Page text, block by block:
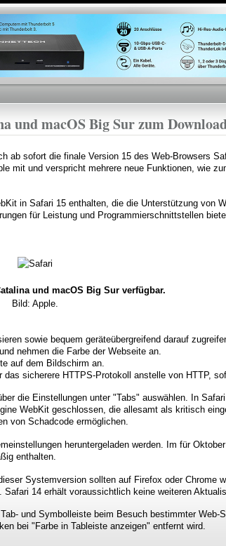
Direkt
zum
Inhalt
und macOS Big Sur zum
ab sofort die finale Version 15 des Web-Browsers
mit und verspricht mehrere neue Funktionen, wie
in Safari 15 enthalten, die die Unterstützung von
für Leistung und Programmierschnittstellen
und macOS Big Sur verfügbar.
Bild: Apple.
sowie bequem geräteübergreifend darauf
nehmen die Farbe der Webseite an.
auf dem Bildschirm an.
sicherere HTTPS-Protokoll anstelle von HTTP,
die Einstellungen unter "Tabs" auswählen. In
WebKit geschlossen, die allesamt als kritisch
von Schadcode ermöglichen.
heruntergeladen werden. Im für
enthalten.
Systemversion sollten auf Firefox oder Chrome
14 erhält voraussichtlich keine weiteren
und Symbolleiste beim Besuch bestimmter Web-
bei "Farbe in Tableiste anzeigen" entfernt wird.